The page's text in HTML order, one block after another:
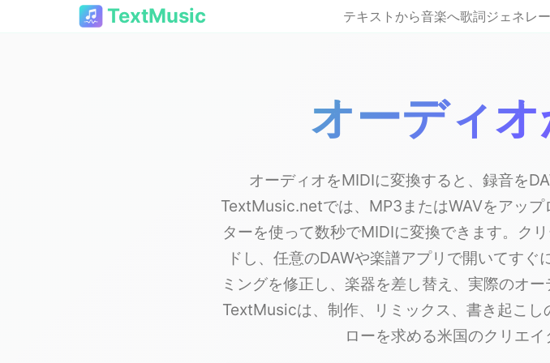
TextMusic テキストから音楽へ歌詞ジェネレ
オーディ
オーディオをMIDIに変換すると、録音を
TextMusic.netでは、MP3またはWAVをアッ
ターを使って数秒でMIDIに変換できます。ク
ドし、任意のDAWや楽譜アプリで開いてす
ミングを修正し、楽器を差し替え、実際のオ
TextMusicは、制作、リミックス、書き起こ
ローを求める米国のクリエイ